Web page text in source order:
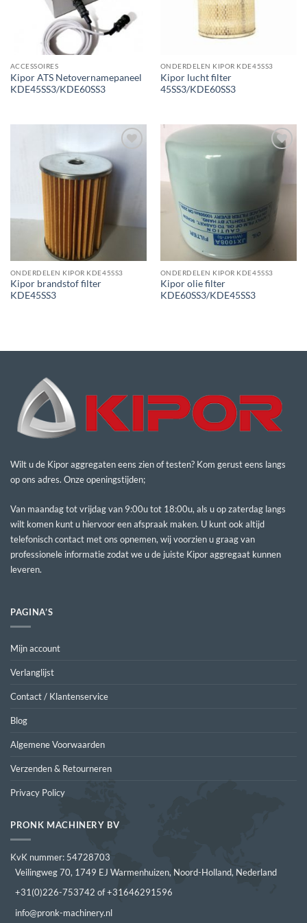
ACCESSOIRES
Kipor ATS Netovernamepaneel
KDE45SS3/KDE60SS3
ONDERDELEN KIPOR KDE45SS3
Kipor lucht filter
45SS3/KDE60SS3
Toevoegen
aan
wenslijst
ONDERDELEN KIPOR KDE45SS3
Kipor brandstof filter
KDE45SS3
ONDERDELEN KIPOR KDE45SS3
Kipor olie filter
KDE60SS3/KDE45SS3
Wilt u de Kipor aggregaten eens zien of testen? Kom gerust eens langs
op ons adres. Onze openingstijden;
Van maandag tot vrijdag van 9:00u tot 18:00u, als u op zaterdag langs
wilt komen kunt u hiervoor een afspraak maken. U kunt ook altijd
telefonisch contact met ons opnemen, wij voorzien u graag van
professionele informatie zodat we u de juiste Kipor aggregaat kunnen
leveren.
PAGINA’S
Mijn account
Verlanglijst
Contact / Klantenservice
Blog
Algemene Voorwaarden
Verzenden & Retourneren
Privacy Policy
PRONK MACHINERY BV
KvK nummer: 54728703
Veilingweg 70, 1749 EJ Warmenhuizen, Noord-Holland, Nederland
+31(0)226-753742 of +31646291596
info@pronk-machinery.nl